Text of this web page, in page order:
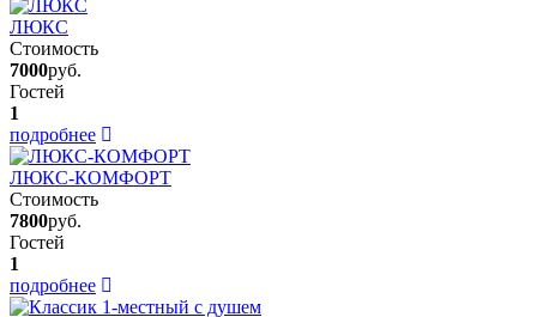
ЛЮКС
Стоимость
7000руб.
Гостей
1
подробнее
ЛЮКС-КОМФОРТ
Стоимость
7800руб.
Гостей
1
подробнее